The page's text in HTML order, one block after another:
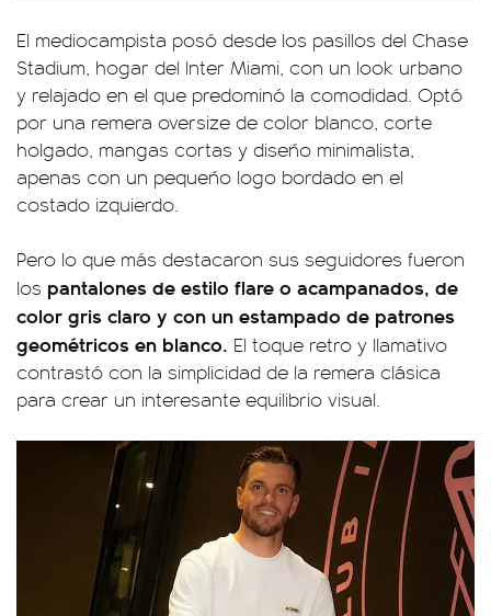
El mediocampista posó desde los pasillos del Chase
Stadium, hogar del Inter Miami, con un look urbano
y relajado en el que predominó la comodidad. Optó
por una remera oversize de color blanco, corte
holgado, mangas cortas y diseño minimalista,
apenas con un pequeño logo bordado en el
costado izquierdo.
Pero lo que más destacaron sus seguidores fueron
los pantalones de estilo flare o acampanados, de
color gris claro y con un estampado de patrones
geométricos en blanco. El toque retro y llamativo
contrastó con la simplicidad de la remera clásica
para crear un interesante equilibrio visual.